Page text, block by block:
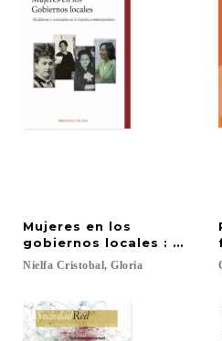
Mujeres en los
gobiernos locales :
Nielfa Cristobal, Gloria